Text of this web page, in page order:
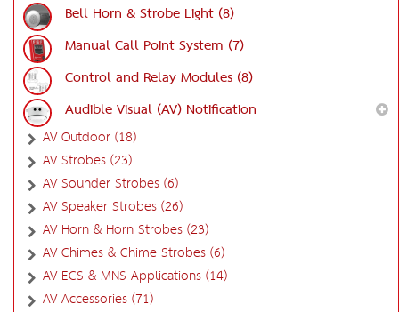
Bell Horn & Strobe Light (8)
Manual Call Point System (7)
Control and Relay Modules (8)
Audible Visual (AV) Notification
AV Outdoor (18)
AV Strobes (23)
AV Sounder Strobes (6)
AV Speaker Strobes (26)
AV Horn & Horn Strobes (23)
AV Chimes & Chime Strobes (6)
AV ECS & MNS Applications (14)
AV Accessories (71)